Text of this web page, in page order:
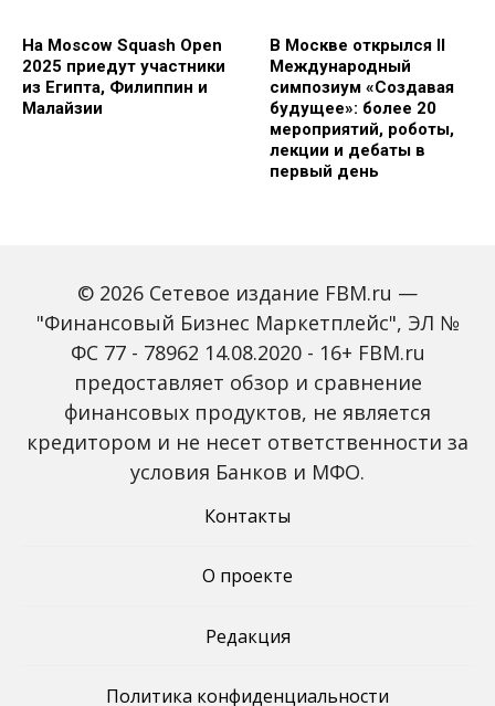
На Moscow Squash Open
2025 приедут участники
из Египта, Филиппин и
Малайзии
В Москве открылся II
Международный
симпозиум «Создавая
будущее»: более 20
мероприятий, роботы,
лекции и дебаты в
первый день
Зарплаты вырастут,
банки включат защиту
от мошенников: какие
новые законы ждут
россиян с октября
Россиян предупредили
мошенников на фоне
снижения ключевой
ставки
© 2026 Сетевое издание FBM.ru —
"Финансовый Бизнес Маркетплейс", ЭЛ №
ФС 77 - 78962 14.08.2020 - 16+ FBM.ru
предоставляет обзор и сравнение
финансовых продуктов, не является
кредитором и не несет ответственности за
условия Банков и МФО.
Контакты
О проекте
Редакция
Политика конфиденциальности